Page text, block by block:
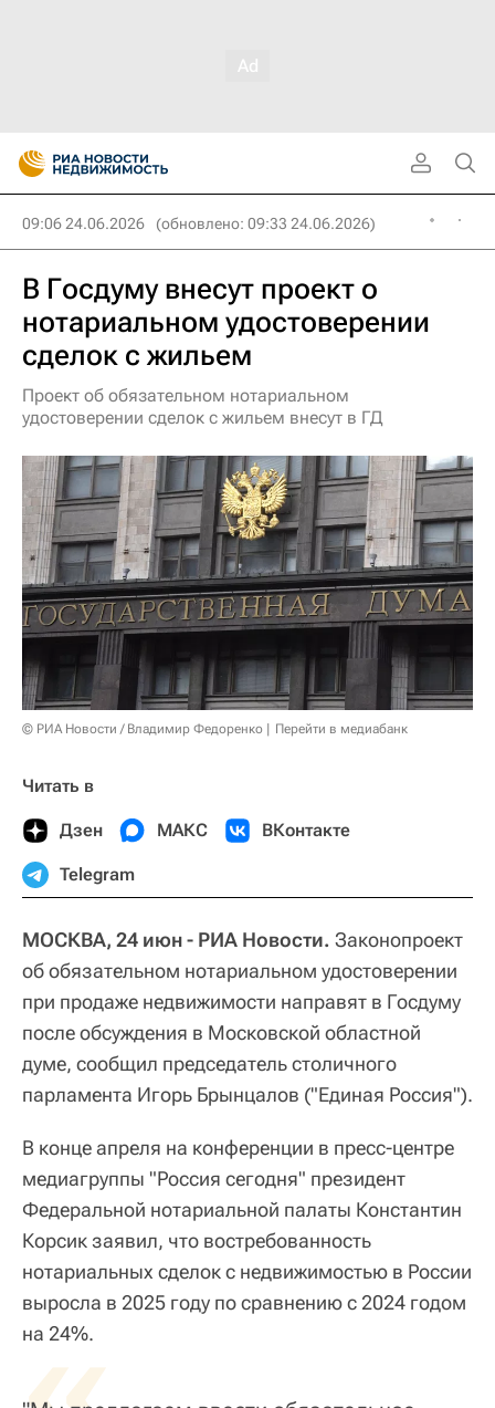
09:06 24.06.2026 (обновлено: 09:33 24.06.2026)
В Госдуму внесут проект о
нотариальном удостоверении
сделок с жильем
Проект об обязательном нотариальном
удостоверении сделок с жильем внесут в ГД
© РИА Новости / Владимир Федоренко Перейти в медиабанк
Читать в
Дзен МАКС ВКонтакте
Telegram
МОСКВА, 24 июн - РИА Новости. Законопроект
об обязательном нотариальном удостоверении
при продаже недвижимости направят в Госдуму
после обсуждения в Московской областной
думе, сообщил председатель столичного
парламента Игорь Брынцалов ("Единая Россия").
В конце апреля на конференции в пресс-центре
медиагруппы "Россия сегодня" президент
Федеральной нотариальной палаты Константин
Корсик заявил, что востребованность
нотариальных сделок с недвижимостью в России
выросла в 2025 году по сравнению с 2024 годом
на 24%.